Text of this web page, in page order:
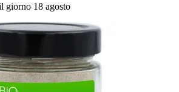
giorno 18 agosto